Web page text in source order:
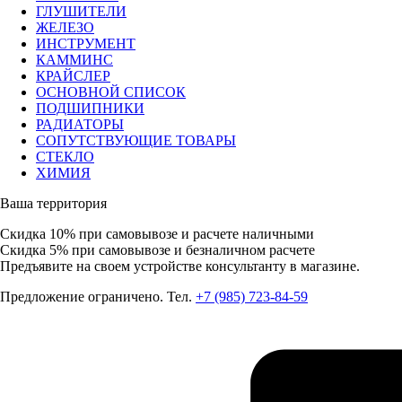
ГЛУШИТЕЛИ
ЖЕЛЕЗО
ИНСТРУМЕНТ
КАММИНС
КРАЙСЛЕР
ОСНОВНОЙ СПИСОК
ПОДШИПНИКИ
РАДИАТОРЫ
СОПУТСТВУЮЩИЕ ТОВАРЫ
СТЕКЛО
ХИМИЯ
Ваша территория
Скидка 10% при самовывозе и расчете наличными
Скидка 5% при самовывозе и безналичном расчете
Предъявите на своем устройстве консультанту в магазине.
Предложение ограничено. Тел. +7 (985) 723-84-59